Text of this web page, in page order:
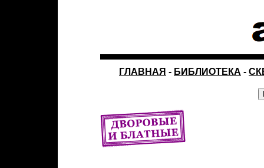
ГЛАВНАЯ - БИБЛИОТЕКА -